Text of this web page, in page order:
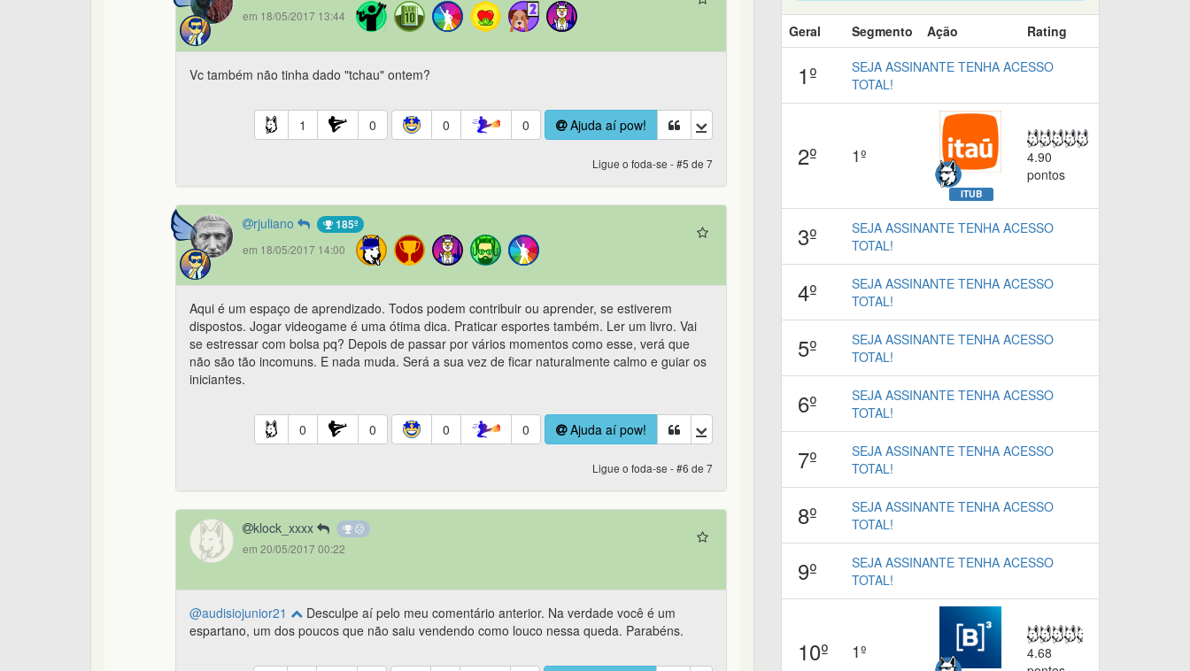
em 18/05/2017 13:44
Vc também não tinha dado "tchau" ontem?
1 0 0 0 Ajuda aí pow!
Ligue o foda-se - #5 de 7
rjuliano 185º
em 18/05/2017 14:00
Aqui é um espaço de aprendizado. Todos podem contribuir ou aprender, se estiverem
dispostos. Jogar videogame é uma ótima dica. Praticar esportes também. Ler um livro. Vai
se estressar com bolsa pq? Depois de passar por vários momentos como esse, verá que
não são tão incomuns. E nada muda. Será a sua vez de ficar naturalmente calmo e guiar os
iniciantes.
0 0 0 0 Ajuda aí pow!
Ligue o foda-se - #6 de 7
klock_xxxx
em 20/05/2017 00:22
@audisiojunior21
Desculpe aí pelo meu comentário anterior. Na verdade você é um
espartano, um dos poucos que não saiu vendendo como louco nessa queda. Parabéns.
Geral Segmento Ação Rating
1º
SEJA ASSINANTE TENHA ACESSO
TOTAL!
2º 1º
ITUB
4.90
pontos
3º
SEJA ASSINANTE TENHA ACESSO
TOTAL!
4º
SEJA ASSINANTE TENHA ACESSO
TOTAL!
5º
SEJA ASSINANTE TENHA ACESSO
TOTAL!
6º
SEJA ASSINANTE TENHA ACESSO
TOTAL!
7º
SEJA ASSINANTE TENHA ACESSO
TOTAL!
8º
SEJA ASSINANTE TENHA ACESSO
TOTAL!
9º
SEJA ASSINANTE TENHA ACESSO
TOTAL!
10º 1º
4.68